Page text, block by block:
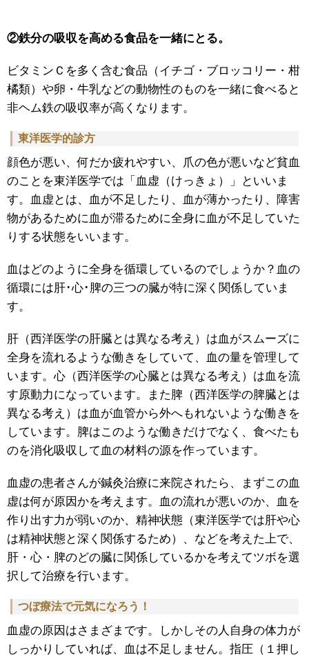
②鉄分の吸収を高める食品を一緒にとる。
ビタミンＣを多く含む食品（イチゴ・ブロッコリー・柑
橘類）や卵・牛乳などの動物性のものを一緒に食べると
非ヘム鉄の吸収率が高くなります。
東洋医学的診方
顔色が悪い、何だか疲れやすい、爪の色が悪いなど貧血
のことを東洋医学では「血虚（けっきょ）」といいま
す。血虚とは、血が不足したり、血が薄かったり、障害
物があるために血が滞るために全身に血が不足していた
りする状態をいいます。
血はどのように全身を循環しているのでしょうか？血の
循環には肝･心･脾の三つの臓が特に深く関係していま
す。
肝（西洋医学の肝臓とは異なる考え）は血がスムーズに
全身を流れるような働きをしていて、血の量を管理して
います。心（西洋医学の心臓とは異なる考え）は血を流
す原動力になっています。また脾（西洋医学の脾臓とは
異なる考え）は血が血管から外へもれないような働きを
しています。脾はこのような働きだけでなく、食べたも
のを消化吸収して血の材料の源を作っています。
血虚の患者さんが鍼灸治療に来院されたら、まずこの血
虚は何が原因かを考えます。血の流れが悪いのか、血を
作り出す力が弱いのか、精神状態（東洋医学では肝や心
は精神状態と深く関係するため）、などを考えた上で、
肝・心・脾のどの臓に関係しているかを考えてツボを選
択して治療を行います。
つぼ療法で元気になろう！
血虚の原因はさまざまです。しかしその人自身の体力が
しっかりしていれば、血は不足しません。指圧（１押し